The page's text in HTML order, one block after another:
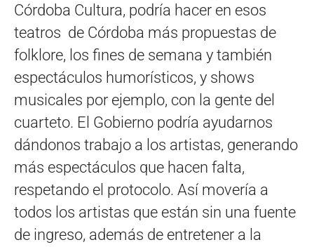
Córdoba Cultura, podría hacer en esos
teatros de Córdoba más propuestas de
folklore, los fines de semana y también
espectáculos humorísticos, y shows
musicales por ejemplo, con la gente del
cuarteto. El Gobierno podría ayudarnos
dándonos trabajo a los artistas, generando
más espectáculos que hacen falta,
respetando el protocolo. Así movería a
todos los artistas que están sin una fuente
de ingreso, además de entretener a la